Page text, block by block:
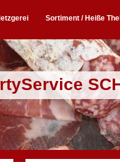
Sortiment / Heiße